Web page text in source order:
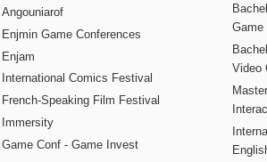
Angouniarof
Enjmin Game Conferences
Enjam
International Comics Festival
French-Speaking Film Festival
Immersity
Game Conf - Game Invest
Game
Video